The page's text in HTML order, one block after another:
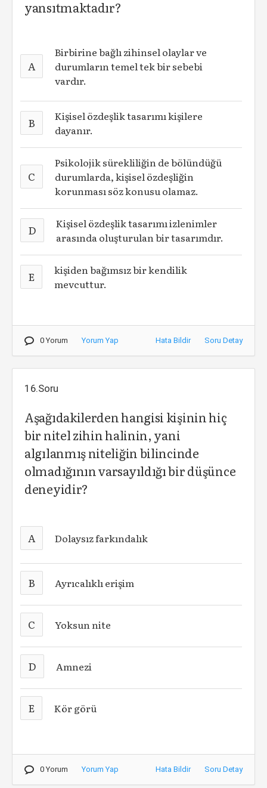
yansıtmaktadır?
A
Birbirine bağlı zihinsel olaylar ve
durumların temel tek bir sebebi
vardır.
B
Kişisel özdeşlik tasarımı kişilere
dayanır.
C
Psikolojik sürekliliğin de bölündüğü
durumlarda, kişisel özdeşliğin
korunması söz konusu olamaz.
D
Kişisel özdeşlik tasarımı izlenimler
arasında oluşturulan bir tasarımdır.
E
kişiden bağımsız bir kendilik
mevcuttur.
0 Yorum Yorum Yap Hata Bildir Soru Detay
16.Soru
Aşağıdakilerden hangisi kişinin hiç
bir nitel zihin halinin, yani
algılanmış niteliğin bilincinde
olmadığının varsayıldığı bir düşünce
deneyidir?
A Dolaysız farkındalık
B Ayrıcalıklı erişim
C Yoksun nite
D Amnezi
E Kör görü
0 Yorum Yorum Yap Hata Bildir Soru Detay